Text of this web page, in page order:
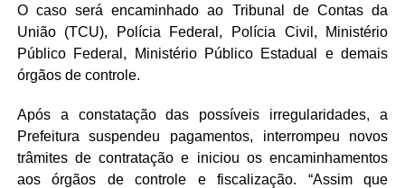
O caso será encaminhado ao Tribunal de Contas da
União (TCU), Polícia Federal, Polícia Civil, Ministério
Público Federal, Ministério Público Estadual e demais
órgãos de controle.
Após a constatação das possíveis irregularidades, a
Prefeitura suspendeu pagamentos, interrompeu novos
trâmites de contratação e iniciou os encaminhamentos
aos órgãos de controle e fiscalização. “Assim que